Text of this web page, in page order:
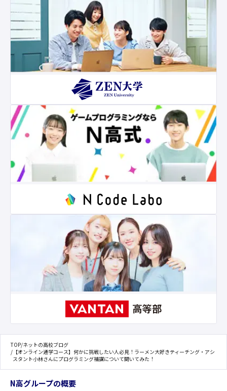
TOP/ネットの高校ブログ
/ 【オンライン通学コース】何かに挑戦したい人必見！ラーメン大好きティーチング・アシ
スタント小林さんにプログラミング補講について聞いてみた！
N高グループの概要